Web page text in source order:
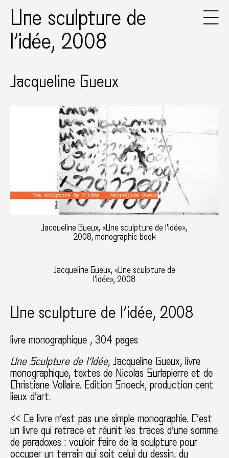
Une sculpture de
l’idée, 2008
Jacqueline Gueux
Jacqueline Gueux, «Une sculpture de l'idée»,
2008, monographic book
Jacqueline Gueux, «Une sculpture de
l'idée», 2008
Une sculpture de l’idée, 2008
livre monographique
304 pages
Une Sculpture de l’Idée, Jacqueline Gueux, livre
monographique, textes de Nicolas Surlapierre et de
Christiane Vollaire. Edition Snoeck, production cent
lieux d’art.
<< Ce livre n’est pas une simple monographie. C’est
un livre qui retrace et réunit les traces d’une somme
de paradoxes : vouloir faire de la sculpture pour
occuper un terrain qui soit celui du dessin, du